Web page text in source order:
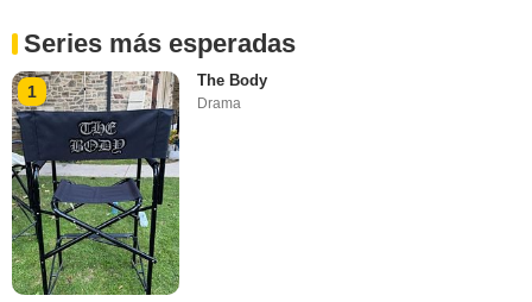
Series más esperadas
1
The Body
Drama